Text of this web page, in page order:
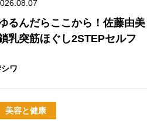
るんだらここから！佐藤由美
乳突筋ほぐし2STEPセルフ
ワ
美容と健康